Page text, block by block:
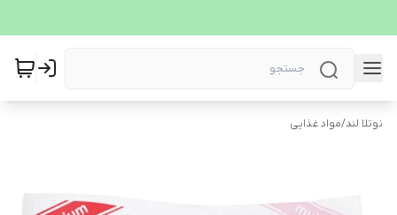
نوتلا لند/مواد غذایی